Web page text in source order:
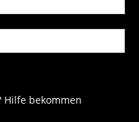
Hilfe bekommen